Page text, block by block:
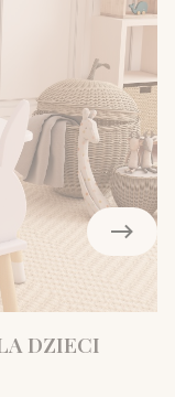
DZIECI